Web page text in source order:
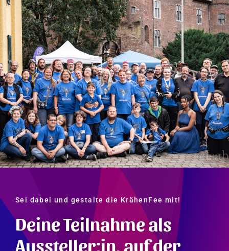
Sei dabei und gestalte die KrähenFee mit!
Deine Teilnahme als
Aussteller:in, auf der